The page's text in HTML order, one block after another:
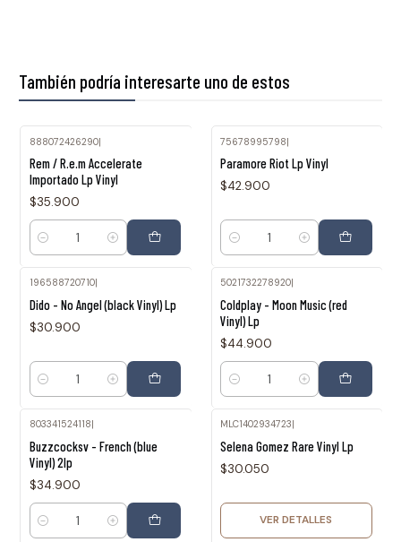
También podría interesarte uno de estos
888072426290|
Rem / R.e.m Accelerate
Importado Lp Vinyl
$35.900
Cantidad
75678995798|
Paramore Riot Lp Vinyl
$42.900
Cantidad
196588720710|
Dido - No Angel (black Vinyl) Lp
$30.900
Cantidad
5021732278920
Coldplay - Moon Music (red
Vinyl) Lp
$44.900
Cantidad
803341524118|
Buzzcocksv - French (blue
Vinyl) 2lp
$34.900
Cantidad
MLC1402934723|
Selena Gomez Rare Vinyl Lp
$30.050
VER DETALLES